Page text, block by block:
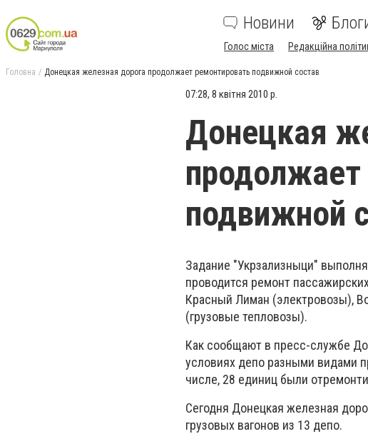
Новини
Голос міста Редакційна
Головна Донецкая железная дорога продолжает ремонтировать подвижной состав
07:28, 8 квітня 2010 р.
Донецкая
подвижной
Задание "Укрзализныци"
проводится ремонт
Красный Лиман (электровозы),
(грузовые тепловозы).
Как сообщают в пресс-службе
условиях депо разными видами
числе, 28 единиц были
Сегодня Донецкая железная
грузовых вагонов из 13 депо.